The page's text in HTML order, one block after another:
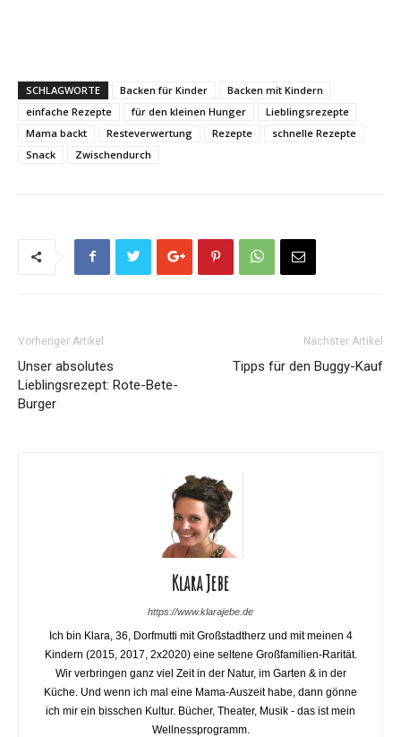
SCHLAGWORTE Backen für Kinder
Backen mit Kindern
einfache Rezepte
für den kleinen Hunger
Lieblingsrezepte
Mama backt
Resteverwertung Rezepte
schnelle Rezepte
Snack
Zwischendurch
Vorheriger Artikel
Unser absolutes
Lieblingsrezept: Rote-Bete-
Burger
Nächster Artikel
Tipps für den Buggy-Kauf
Klara Jebe
https://www.klarajebe.de
Ich bin Klara, 36, Dorfmutti mit Großstadtherz und mit meinen 4
Kindern (2015, 2017, 2x2020) eine seltene Großfamilien-Rarität.
Wir verbringen ganz viel Zeit in der Natur, im Garten & in der
Küche. Und wenn ich mal eine Mama-Auszeit habe, dann gönne
ich mir ein bisschen Kultur. Bücher, Theater, Musik - das ist mein
Wellnessprogramm.